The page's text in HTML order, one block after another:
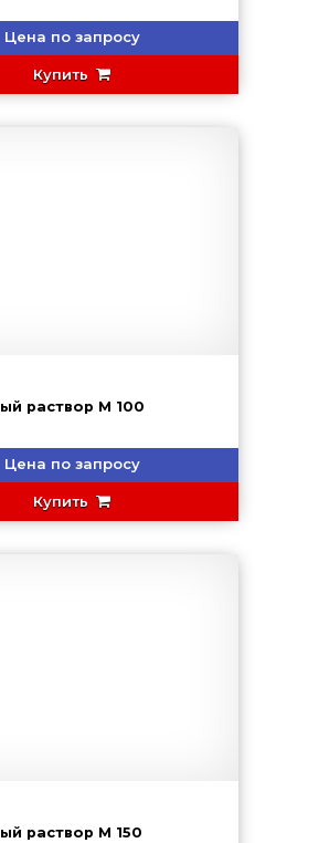
Цена по запросу
Купить
раствор М 100
Цена по запросу
Купить
раствор М 150